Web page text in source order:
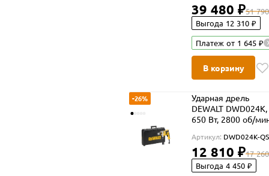
39 480 ₽51
Выгода 12 310 ₽
Платеж от 1 645 ₽
В корзину
-26%
Ударная дрель
DEWALT DWD024K,
650 Вт, 2800 об/
(DWD024K-QS)
Артикул: DWD024K-QS
12 810 ₽17
Выгода 4 450 ₽